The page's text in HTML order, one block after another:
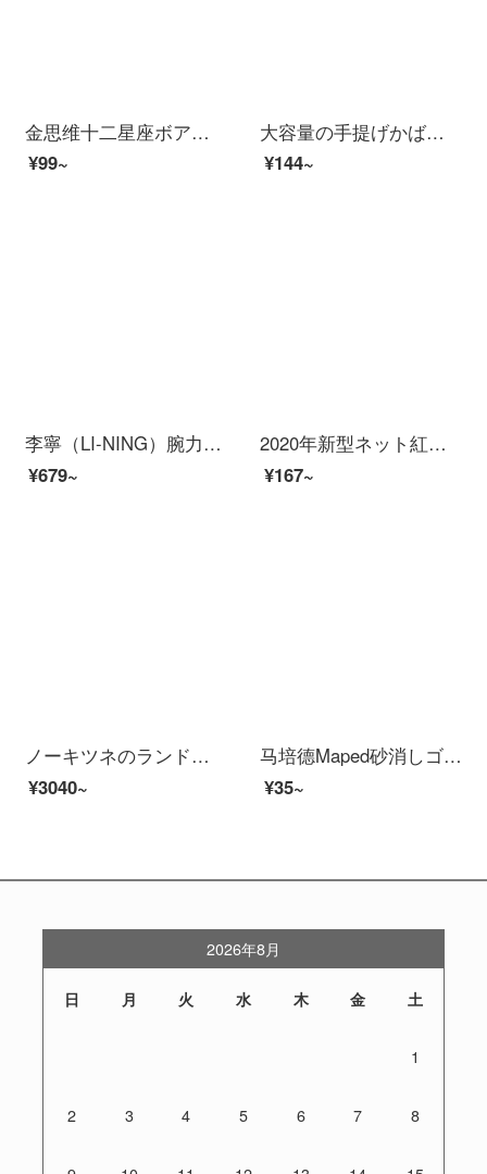
金思维十二星座ボア学生用星空0.5黒色全針管水筆創意可愛い萌え少女心ins潮简约文芸署名笔集物社文具6本の牡牛座
¥99~
大容量の手提げかばんと手提げ袋、小学生は美術補習で中学生の漫画を包みます。可愛い韓国版の文芸児童男女は簡単に本を入れて袋のキャンバスを収納します。美味しい果物-ピンク
¥144~
李寧（LI-NING）腕力球無灯100キロ200自動起動男女握力腕力器学生減圧球腕腕筋トレーニング器材碗力重力遠心球
¥679~
2020年新型ネット紅ページケス小学生シンプルで可愛い大容量女子文具箱中学生ins日系ファッション韓国高顔値天女少女鉛筆箱文具小熊（懐中時計タイプ）ピンク
¥167~
ノーキツネのランドセル小学生の女の子1-3-6学年の背中をかばいます。背もたれを減らします。通気性のあるランドセル【ピンクのトランペット】ユニコーン1-3年生です。
¥3040~
马培德Maped砂消しゴム学生用の万年笔ボールペペン学用品10811 CH
¥35~
2026年8月
日 月 火 水 木 金 土
1
2 3 4 5 6 7 8